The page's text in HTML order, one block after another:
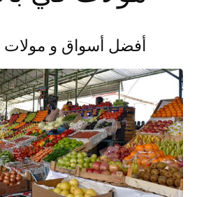
أفضل أسواق و مولات